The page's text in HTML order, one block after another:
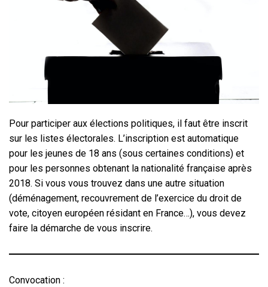
Pour participer aux élections politiques, il faut être inscrit
sur les listes électorales. L’inscription est automatique
pour les jeunes de 18 ans (sous certaines conditions) et
pour les personnes obtenant la nationalité française après
2018. Si vous vous trouvez dans une autre situation
(déménagement, recouvrement de l’exercice du droit de
vote, citoyen européen résidant en France…), vous devez
faire la démarche de vous inscrire.
Convocation :